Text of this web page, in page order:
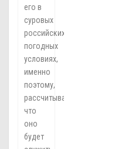
его в
суровых
российских
погодных
условиях,
именно
поэтому,
рассчитывается,
что
оно
будет